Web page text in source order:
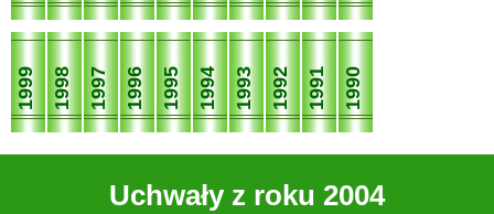
1999 1998 1997 1996 1995 1994 1993 1992 1991 1990
Uchwały z roku 2004